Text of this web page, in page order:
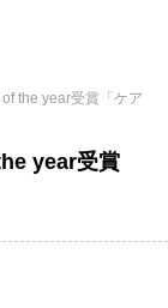
the year受賞「ケア
year受賞